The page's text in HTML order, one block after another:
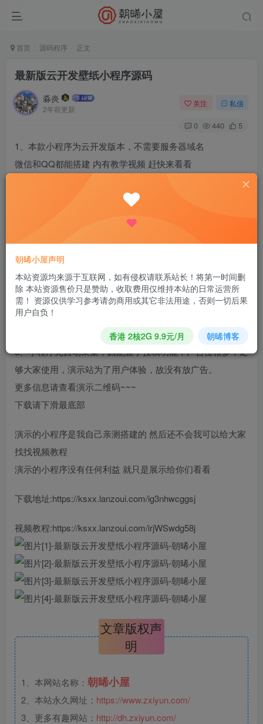
首页 源码程序 正文
最新版云开发壁纸小程序源码
淼炎
2年前更新
关注 私信
0 440 5
1、本款小程序为云开发版本，不需要服务器域名
微信和QQ都能搭建 内有教学视频 赶快来看看
3、本程序反应速度极快，拥有用户投稿、积分系统帮助各位
7、本程序为云端开发，无需服务器域名，直接搭建即可，后
台在小程序内部只有管理员才可以打开，支持用户投稿，可
以同时投稿100+张图片，个人企业均可搭建
8、小程序无自动采集，因配置了投稿功能，广告位很多，足
够大家使用，演示站为了用户体验，故没有放广告。
更多信息请查看演示二维码~~~
下载请下滑最底部
演示的小程序是我自己亲测搭建的 然后还不会我可以给大家
找找视频教程
演示的小程序没有任何利益 就只是展示给你们看看
下载地址:https://ksxx.lanzoui.com/ig3nhwcggsj
视频教程:https://ksxx.lanzoui.com/irjWSwdg58j
文章版权声
明
1、本网站名称： 朝晞小屋
2、本站永久网址： https://www.zxiyun.com/
3、更多有趣网站： http://dh.zxiyun.com/
朝晞小屋声明
本站资源均来源于互联网，如有侵权请联系站长！将第一时间删
除 本站资源售价只是赞助，收取费用仅维持本站的日常运营所
需！ 资源仅供学习参考请勿商用或其它非法用途，否则一切后果
用户自负！
香港 2核2G 9.9元/月 朝晞博客